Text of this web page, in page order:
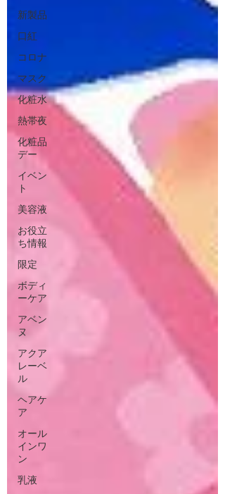
新製品
口紅
コロナ
マスク
化粧水
熱帯夜
化粧品
デー
イベン
ト
美容液
お役立
ち情報
限定
ボディ
ーケア
アベン
ヌ
アクア
レーベ
ル
ヘアケ
ア
オール
インワ
ン
乳液